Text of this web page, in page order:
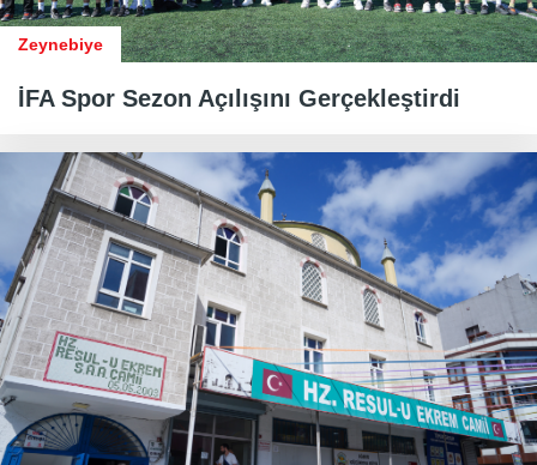
Zeynebiye
İFA Spor Sezon Açılışını Gerçekleştirdi